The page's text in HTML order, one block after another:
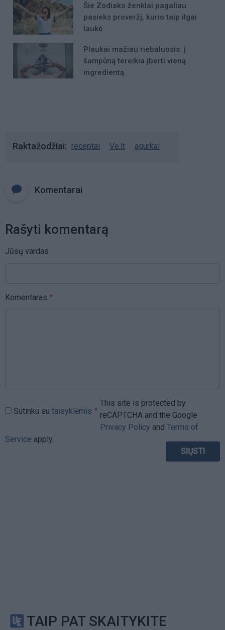
Šie Zodiako ženklai pagaliau
pasieks proveržį, kurio taip ilgai
laukė
Plaukai mažiau riebaluosis: į
šampūną tereikia įberti vieną
ingredientą
Raktažodžiai receptai Ve.lt agurkai
Komentarai
Rašyti komentarą
Jūsų vardas
Komentaras
Sutinku su taisyklėmis
This site is protected by
reCAPTCHA and the Google
Privacy Policy and Terms of
Service apply.
TAIP PAT SKAITYKITE